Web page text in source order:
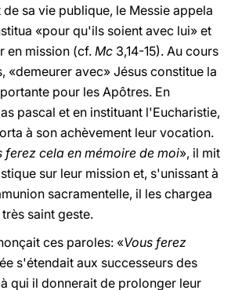
sa vie publique, le Messie appela
«pour qu'ils soient avec lui» et
en mission (cf. Mc 3,14-15). Au cours
«demeurer avec» Jésus constitue la
pour les Apôtres. En
pascal et en instituant l'Eucharistie,
à son achèvement leur vocation.
ferez cela en mémoire de moi», il mit
sur leur mission et, s'unissant à
sacramentelle, il les chargea
saint geste.
ces paroles: «Vous ferez
s'étendait aux successeurs des
qui il donnerait de prolonger leur